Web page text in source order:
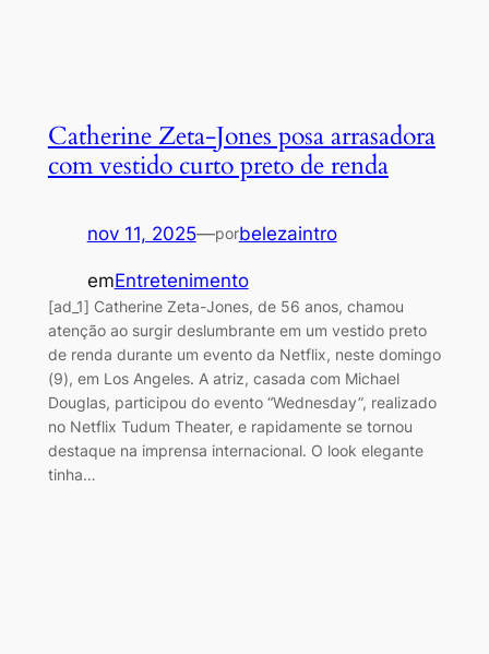
Catherine Zeta-Jones posa arrasadora
com vestido curto preto de renda
nov 11, 2025—porbelezaintro
emEntretenimento
[ad_1] Catherine Zeta-Jones, de 56 anos, chamou
atenção ao surgir deslumbrante em um vestido preto
de renda durante um evento da Netflix, neste domingo
(9), em Los Angeles. A atriz, casada com Michael
Douglas, participou do evento “Wednesday”, realizado
no Netflix Tudum Theater, e rapidamente se tornou
destaque na imprensa internacional. O look elegante
tinha…